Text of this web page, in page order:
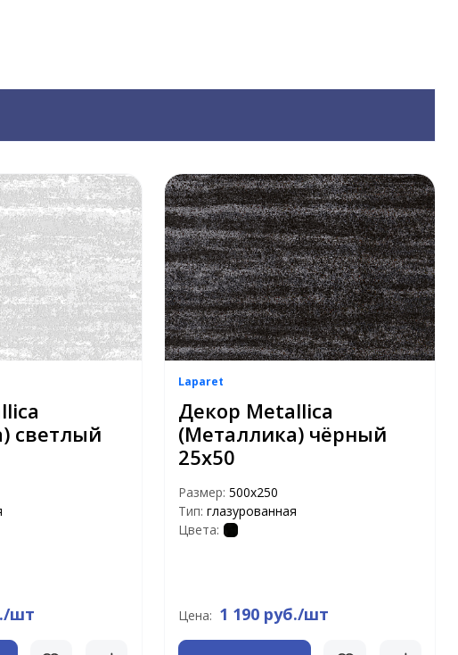
светлый
шт
Laparet
Декор Metallica
(Металлика) чёрный
25х50
Размер: 500х250
Тип: глазурованная
Цвета:
Цена: 1 190 руб./шт